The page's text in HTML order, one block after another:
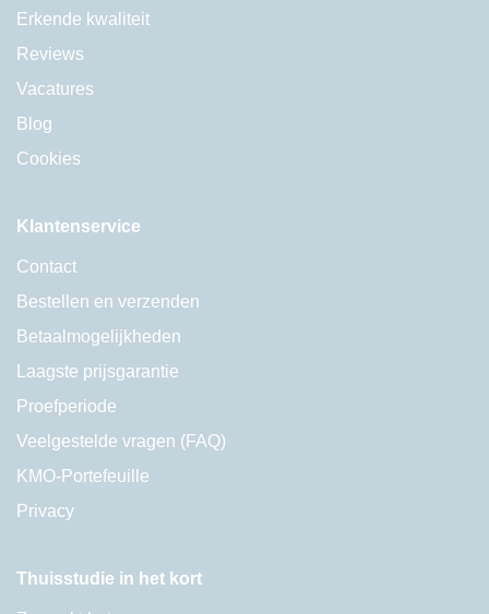
Erkende kwaliteit
Reviews
Vacatures
Blog
Cookies
Klantenservice
Contact
Bestellen en verzenden
Betaalmogelijkheden
Laagste prijsgarantie
Proefperiode
Veelgestelde vragen (FAQ)
KMO-Portefeuille
Privacy
Thuisstudie in het kort